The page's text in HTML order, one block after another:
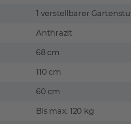
1 verstellbarer
Anthrazit
68 cm
110 cm
60 cm
Bis max. 120 kg